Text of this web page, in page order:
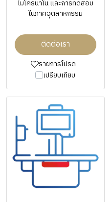
ไมโครนาโน และการทดสอบ
ในภาคอุตสาหกรรม
ติดต่อเรา
รายการโปรด
เปรียบเทียบ